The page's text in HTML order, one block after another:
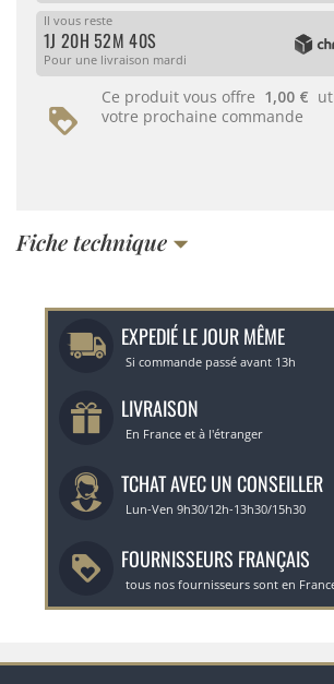
Il vous reste
1J 20H 52M 40S
Pour une livraison mardi
Ce produit vous offre 1,00 €
votre prochaine commande
Fiche technique
EXPEDIÉ LE JOUR MÊME
Si commande passé avant 13h
LIVRAISON
En France et à l'étranger
TCHAT AVEC UN CONSEILLER
Lun-Ven 9h30/12h-13h30/15h30
FOURNISSEURS FRANÇAIS
tous nos fournisseurs sont en